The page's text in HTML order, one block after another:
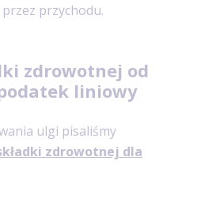
przychodu.
zdrowotnej od
liniowy
ulgi pisaliśmy
zdrowotnej dla